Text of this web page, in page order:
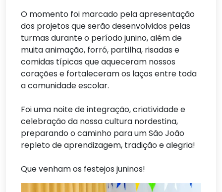
O momento foi marcado pela apresentação
dos projetos que serão desenvolvidos pelas
turmas durante o período junino, além de
muita animação, forró, partilha, risadas e
comidas típicas que aqueceram nossos
corações e fortaleceram os laços entre toda
a comunidade escolar.
Foi uma noite de integração, criatividade e
celebração da nossa cultura nordestina,
preparando o caminho para um São João
repleto de aprendizagem, tradição e alegria!
Que venham os festejos juninos!